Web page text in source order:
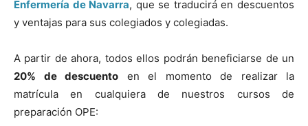
Enfermería de Navarra, que se traducirá en descuentos
y ventajas para sus colegiados y colegiadas.
A partir de ahora, todos ellos podrán beneficiarse de un
20% de descuento en el momento de realizar la
matrícula en cualquiera de nuestros cursos de
preparación OPE: